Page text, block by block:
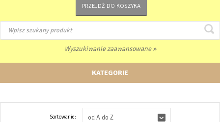
PRZEJDŹ DO KOSZYKA
Wyszukiwanie zaawansowane »
KATEGORIE
Sortowanie: od A do Z